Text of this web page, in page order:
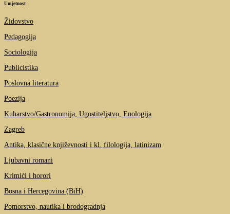
Umjetnost
Židovstvo
Pedagogija
Sociologija
Publicistika
Poslovna literatura
Poezija
Kuharstvo/Gastronomija, Ugostiteljstvo, Enologija
Zagreb
Antika, klasične književnosti i kl. filologija, latinizam
Ljubavni romani
Krimići i horori
Bosna i Hercegovina (BiH)
Pomorstvo, nautika i brodogradnja